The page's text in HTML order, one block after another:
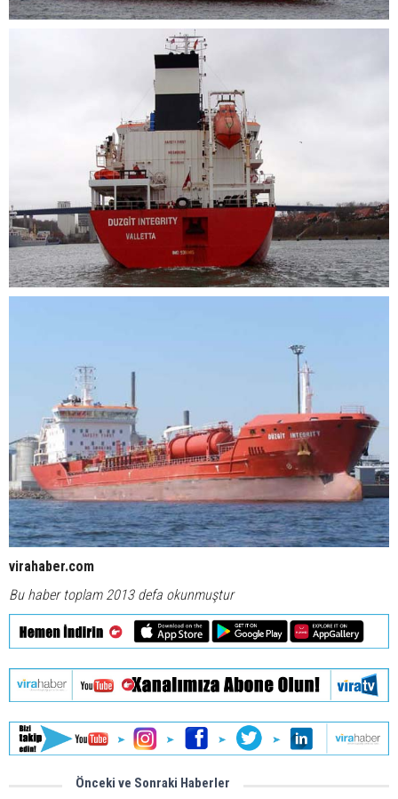
virahaber.com
Bu haber toplam 2013 defa okunmuştur
Önceki ve Sonraki Haberler